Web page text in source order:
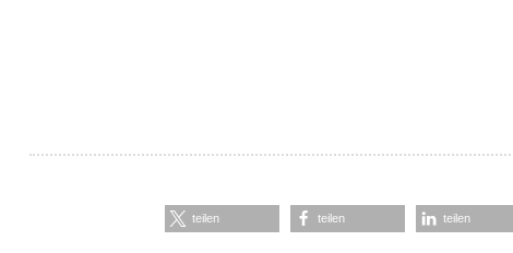
teilen teilen teilen